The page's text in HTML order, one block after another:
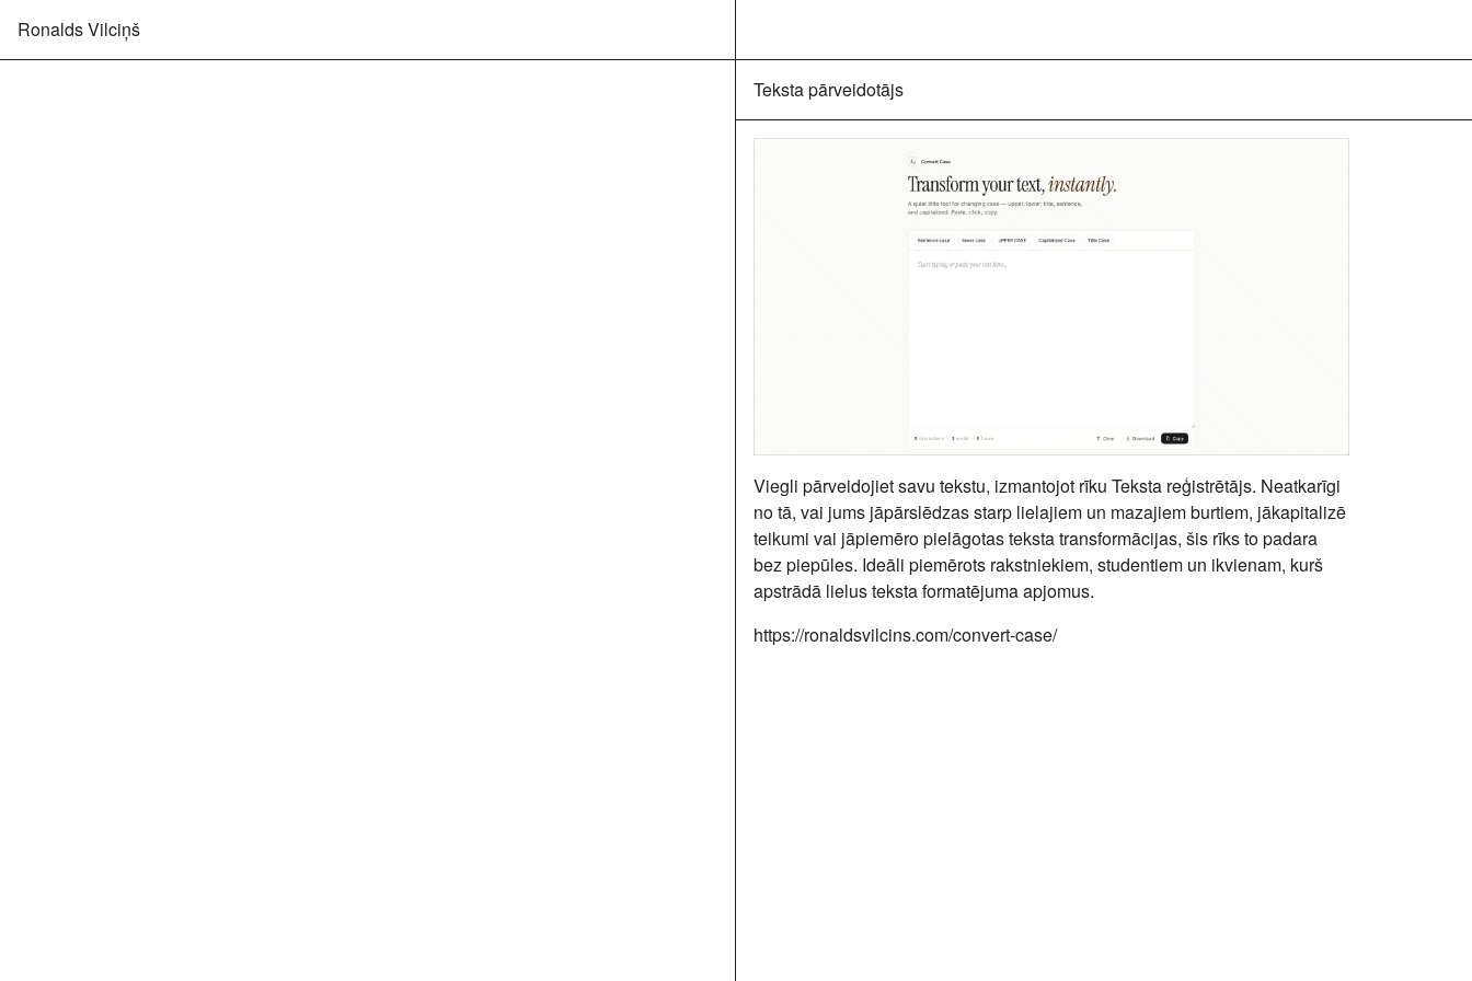
Ronalds Vilciņš
Teksta pārveidotājs
Viegli pārveidojiet savu tekstu, izmantojot rīku Teksta reģistrētājs. Neatkarīgi
no tā, vai jums jāpārslēdzas starp lielajiem un mazajiem burtiem, jākapitalizē
teikumi vai jāpiemēro pielāgotas teksta transformācijas, šis rīks to padara
bez piepūles. Ideāli piemērots rakstniekiem, studentiem un ikvienam, kurš
apstrādā lielus teksta formatējuma apjomus.
https://ronaldsvilcins.com/convert-case/